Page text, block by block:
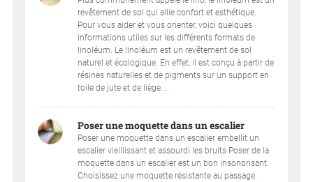
revêtement de sol qui allie confort et esthétique.
Pour vous aider et vous orienter, voici quelques
informations utiles sur les différents formats de
linoléum. Le linoléum est un revêtement de sol
naturel et écologique. En effet, il est conçu à partir de
résines naturelles et de pigments sur un support en
toile de jute et de liège....
Poser une moquette dans un escalier
Poser une moquette dans un escalier embellit un
escalier vieillissant et assourdi les bruits Poser de la
moquette dans un escalier est un bon insonorisant.
Choisissez une moquette résistante au passage.